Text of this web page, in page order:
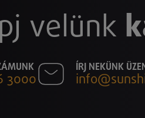
velünk
3000
ÍRJ NEKÜNK